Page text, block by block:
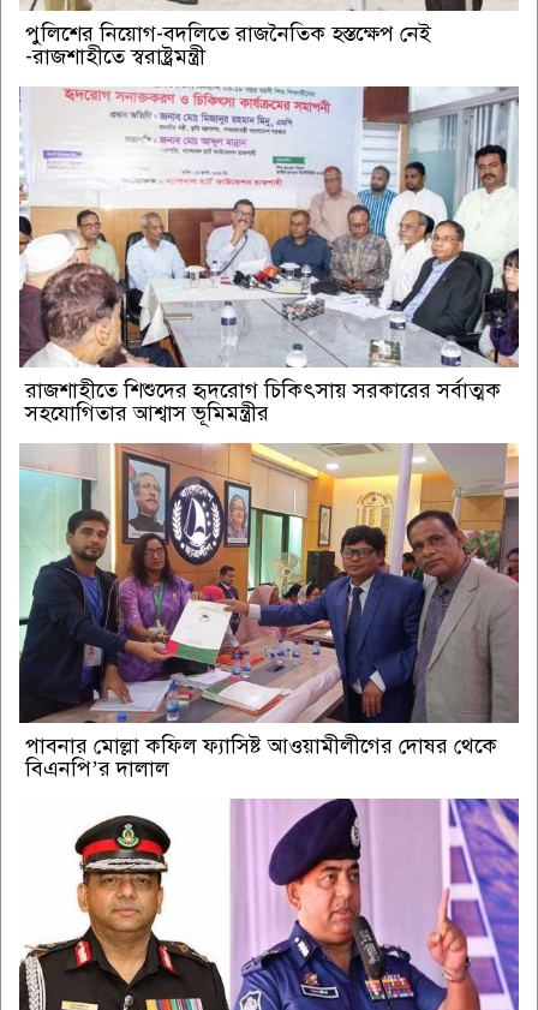
পুলিশের নিয়োগ-বদলিতে রাজনৈতিক হস্তক্ষেপ নেই
-রাজশাহীতে স্বরাষ্ট্রমন্ত্রী
রাজশাহীতে শিশুদের হৃদরোগ চিকিৎসায় সরকারের সর্বাত্মক
সহযোগিতার আশ্বাস ভূমিমন্ত্রীর
পাবনার মোল্লা কফিল ফ্যাসিষ্ট আওয়ামীলীগের দোষর থেকে
বিএনপি’র দালাল